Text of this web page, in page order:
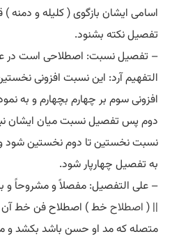
اسامی ایشان بازگوی ( کلیله و دمنه )
تفصیل نکته بشنود.
– تفصیل نسبت: اصطلاحی است در
التفهیم آرد: این نسبت افزونی
افزونی سوم بر چهارم بچهارم و به
دوم پس تفصیل نسبت میان ایشان
نسبت نخستین تا دوم نخستین شود
به تفصیل چهارپار شود.
– علی التفصیل: مفصلاً و مشروحاً و
|| ( اصطلاح خط ) اصطلاح فن خط آن
متصله که مد او حسن باشد بکشد و